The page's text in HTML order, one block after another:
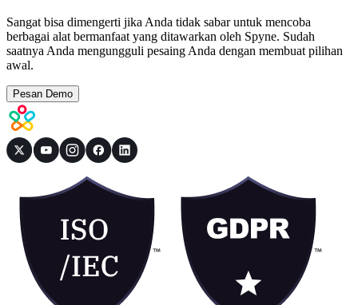
Sangat bisa dimengerti jika Anda tidak sabar untuk mencoba
berbagai alat bermanfaat yang ditawarkan oleh Spyne. Sudah
saatnya Anda mengungguli pesaing Anda dengan membuat pilihan
awal.
Pesan Demo